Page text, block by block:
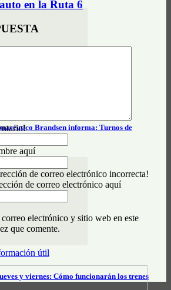
Brandsen informa: Turnos de
útil
y viernes: Cómo funcionarán los trenes
en la Ruta 6
aquí
de correo electrónico incorrecta!
de correo electrónico aquí
electrónico y sitio web en este
que comente.